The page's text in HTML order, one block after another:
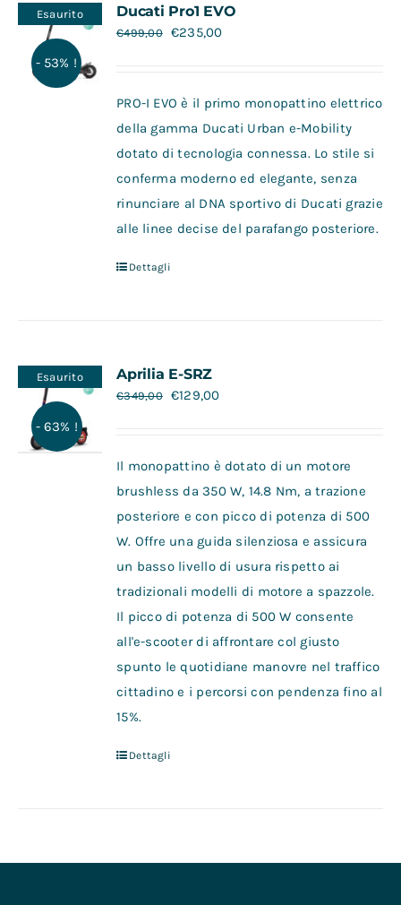
Esaurito
- 53% !
Ducati Pro1 EVO
€499,00 €235,00
PRO-I EVO è il primo monopattino elettrico
della gamma Ducati Urban e-Mobility
dotato di tecnologia connessa. Lo stile si
conferma moderno ed elegante, senza
rinunciare al DNA sportivo di Ducati grazie
alle linee decise del parafango posteriore.
Dettagli
Esaurito
- 63% !
Aprilia E-SRZ
€349,00 €129,00
Il monopattino è dotato di un motore
brushless da 350 W, 14.8 Nm, a trazione
posteriore e con picco di potenza di 500
W. Offre una guida silenziosa e assicura
un basso livello di usura rispetto ai
tradizionali modelli di motore a spazzole.
Il picco di potenza di 500 W consente
all'e-scooter di affrontare col giusto
spunto le quotidiane manovre nel traffico
cittadino e i percorsi con pendenza fino al
15%.
Dettagli